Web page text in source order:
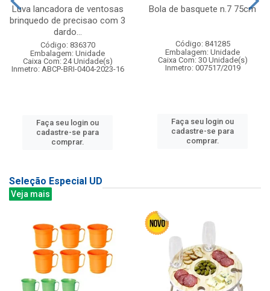
Luva lancadora de ventosas
brinquedo de precisao com 3
dardo...
Código: 836370
Embalagem: Unidade
Caixa Com: 24 Unidade(s)
Inmetro: ABCP-BRI-0404-2023-16
Faça seu login ou
cadastre-se para
comprar.
Bola de basquete n.7 75cm
Código: 841285
Embalagem: Unidade
Caixa Com: 30 Unidade(s)
Inmetro: 007517/2019
Faça seu login ou
cadastre-se para
comprar.
Seleção Especial UD
Veja mais